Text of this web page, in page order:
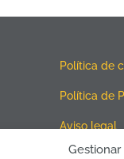
Política de
Política de
Aviso legal